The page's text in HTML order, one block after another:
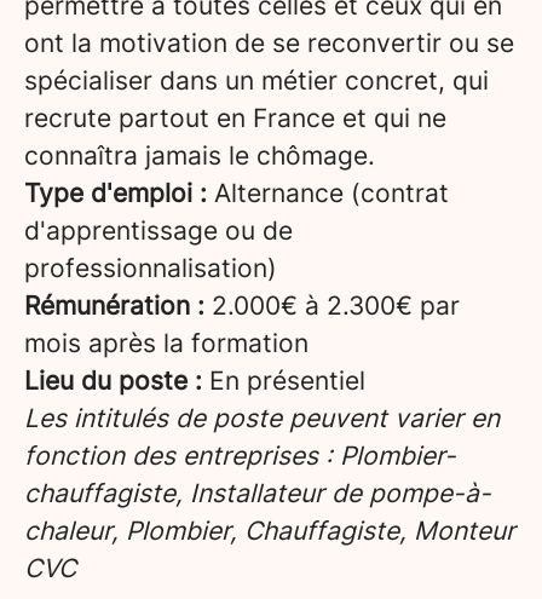
ont la motivation de se reconvertir ou se
spécialiser dans un métier concret, qui
recrute partout en France et qui ne
connaîtra jamais le chômage.
Type d'emploi : Alternance (contrat
d'apprentissage ou de
professionnalisation)
Rémunération : 2.000€ à 2.300€ par
mois après la formation
Lieu du poste : En présentiel
Les intitulés de poste peuvent varier en
fonction des entreprises : Plombier-
chauffagiste, Installateur de pompe-à-
chaleur, Plombier, Chauffagiste, Monteur
CVC